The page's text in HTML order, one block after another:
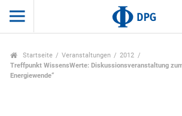
Startseite Veranstaltungen
2012
Treffpunkt WissensWerte: Diskussionsveranstaltung
Energiewende“